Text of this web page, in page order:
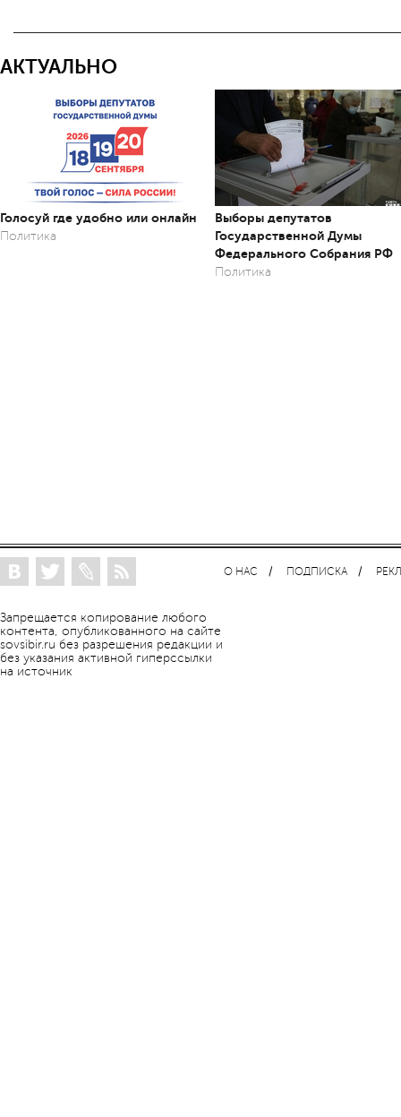
АКТУАЛЬНО
Голосуй где удобно или онлайн
Политика
Выборы депутатов
Государственной Думы
Федерального Собрания РФ
Политика
Запрещается копирование любого
контента, опубликованного на сайте
sovsibir.ru без разрешения редакции и
без указания активной гиперссылки
на источник
О НАС ПОДПИСКА